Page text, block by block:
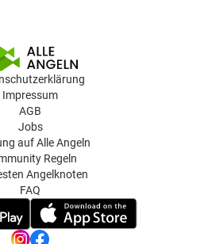
Impressum
AGB
Jobs
auf Alle Angeln
Regeln
Angelknoten
FAQ